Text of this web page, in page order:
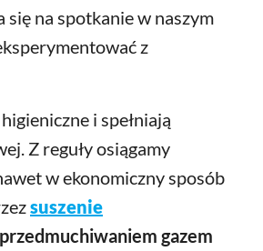
się na spotkanie w naszym
z
i spełniają
Z reguły osiągamy
w ekonomiczny sposób
suszenie
gazem